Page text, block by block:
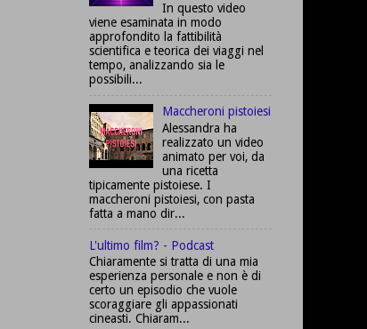
In questo video
viene esaminata in modo
approfondito la fattibilità
scientifica e teorica dei viaggi nel
tempo, analizzando sia le
possibili...
Maccheroni pistoiesi
Alessandra ha
realizzato un video
animato per voi, da
una ricetta
tipicamente pistoiese. I
maccheroni pistoiesi, con pasta
fatta a mano dir...
L'ultimo film? - Podcast
Chiaramente si tratta di una mia
esperienza personale e non è di
certo un episodio che vuole
scoraggiare gli appassionati
cineasti. Chiaram...